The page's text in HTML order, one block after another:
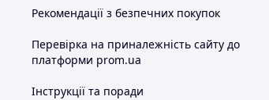
Рекомендації з безпечних покупок
Перевірка на приналежність сайту до
платформи prom.ua
Інструкції та поради